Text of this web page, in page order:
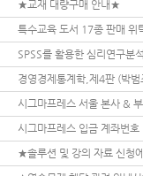
★교재 대량구매 안내★
특수교육 도서 17종 판매 위
SPSS를 활용한 심리연구분
경영경제통계학,제4판 (박
시그마프레스 서울 본사 &
시그마프레스 입금 계좌번호
★솔루션 및 강의 자료 신청